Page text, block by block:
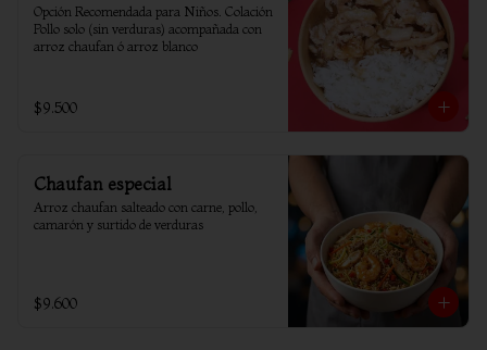
Opción Recomendada para Niños. Colación
Pollo solo (sin verduras) acompañada con
arroz chaufan ó arroz blanco
$9.500
Chaufan especial
Arroz chaufan salteado con carne, pollo,
camarón y surtido de verduras
$9.600